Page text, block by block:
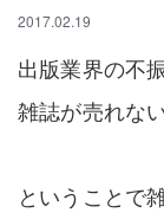
2017.02.19
出版業界の不
雑誌が売れな
ということで